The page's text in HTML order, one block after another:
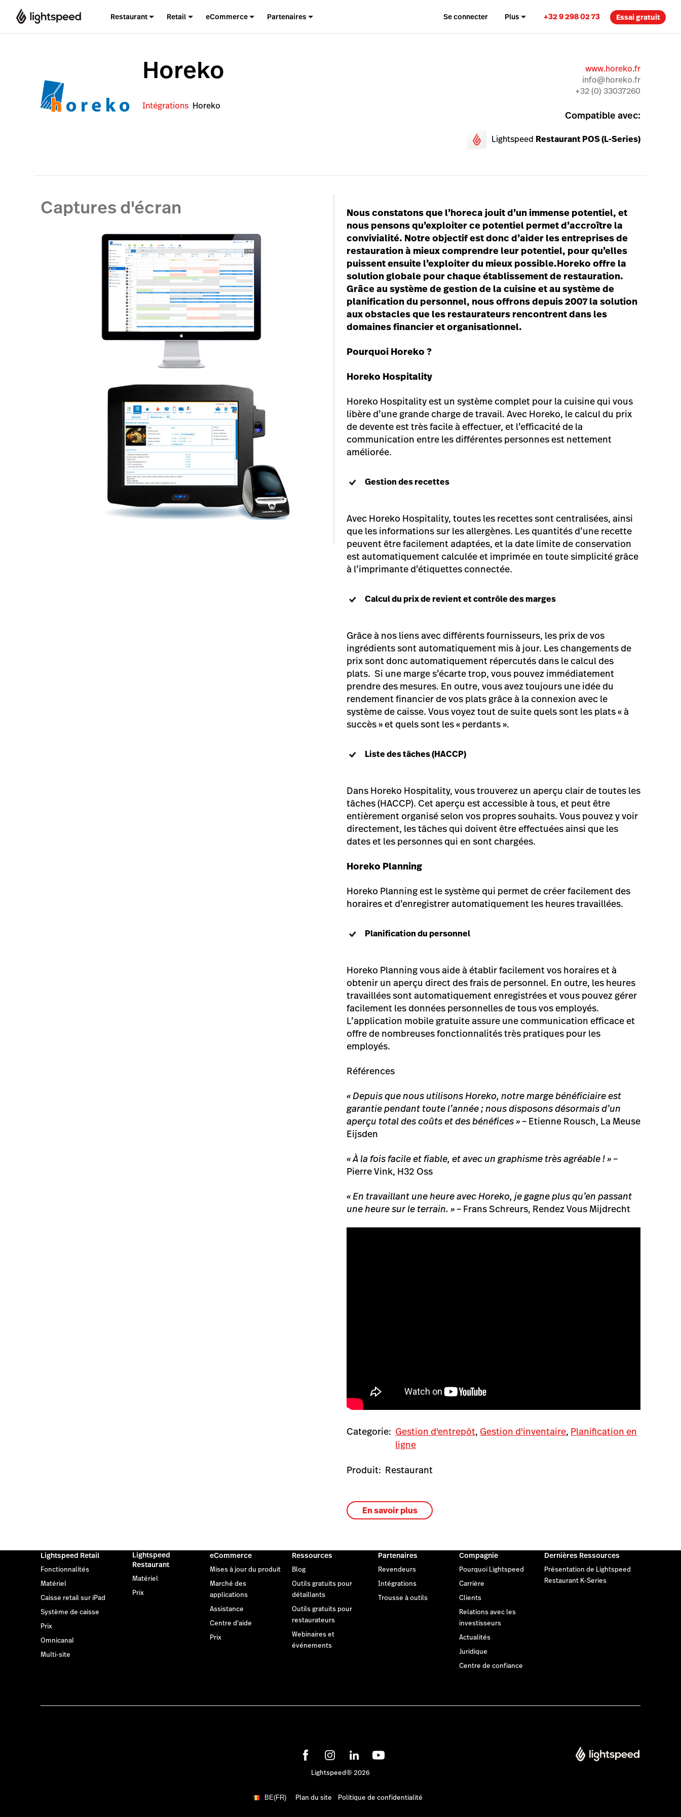
Restaurant Retail eCommerce Partenaires Se connecter Plus +32 9 298 02 73 Essai gratuit
Horeko
Intégrations Horeko
www.horeko.fr
info@horeko.fr
+32 (0) 33037260
Compatible avec:
Lightspeed Restaurant POS (L-Series)
Captures d'écran
Nous constatons que l’horeca jouit d’un immense potentiel, et
nous pensons qu’exploiter ce potentiel permet d’accroître la
convivialité. Notre objectif est donc d’aider les entreprises de
restauration à mieux comprendre leur potentiel, pour qu’elles
puissent ensuite l’exploiter du mieux possible.Horeko offre la
solution globale pour chaque établissement de restauration.
Grâce au système de gestion de la cuisine et au système de
planification du personnel, nous offrons depuis 2007 la solution
aux obstacles que les restaurateurs rencontrent dans les
domainesfinancier et organisationnel.
Pourquoi Horeko ?
Horeko Hospitality
Horeko Hospitality est un système complet pour la cuisine qui vous
libère d’une grande charge de travail. Avec Horeko, le calcul du prix
de devente est très facile à effectuer, et l’efficacité de la
communication entre les différentes personnes est nettement
améliorée.
Gestion des recettes
Avec Horeko Hospitality, toutes les recettes sont centralisées, ainsi
que les informations sur les allergènes. Les quantités d’une recette
peuvent être facilement adaptées, et la date limite de conservation
est automatiquement calculée et imprimée en toute simplicité grâce
à l’imprimante d’étiquettes connectée.
Calcul du prix de revient et contrôle des marges
Grâce à nos liens avec différents fournisseurs, les prix de vos
ingrédients sont automatiquement mis à jour. Les changements de
prix sont donc automatiquement répercutés dans le calcul des
plats. Si une marge s’écarte trop, vous pouvez immédiatement
prendre des mesures. En outre, vous avez toujours une idée du
rendement financier de vos plats grâce à la connexion avec le
système de caisse. Vous voyez tout de suite quels sont les plats « à
succès » et quels sont les « perdants ».
Liste des tâches (HACCP)
Dans Horeko Hospitality, vous trouverez un aperçu clair de toutes les
tâches (HACCP). Cet aperçu est accessible à tous, et peut être
entièrement organisé selon vos propres souhaits. Vous pouvez y voir
directement, les tâches qui doivent être effectuées ainsi que les
dates et les personnes qui en sont chargées.
Horeko Planning
Horeko Planning est le système qui permet de créer facilement des
horaires et d’enregistrer automatiquement les heures travaillées.
Planification du personnel
Horeko Planning vous aide à établir facilement vos horaires et à
obtenir un aperçu direct des frais de personnel. En outre, les heures
travaillées sont automatiquement enregistrées et vous pouvez gérer
facilement les données personnelles de tous vos employés.
L’application mobile gratuite assure une communication efficace et
offre de nombreuses fonctionnalités très pratiques pour les
employés.
Références
« Depuis que nous utilisons Horeko, notre marge bénéficiaire est
garantie pendant toute l’année ; nous disposons désormais d’un
aperçu total des coûts et des bénéfices » – Etienne Rousch, La Meuse
Eijsden
« À la fois facile et fiable, et avec un graphisme très agréable ! » –
Pierre Vink, H32 Oss
« En travaillant une heure avec Horeko, je gagne plus qu’en passant
une heure sur le terrain. » – Frans Schreurs, Rendez Vous Mijdrecht
Categorie: Gestion d'entrepôt, Gestion d'inventaire, Planification en
ligne
Produit: Restaurant
En savoir plus
Lightspeed Retail
Fonctionnalités
Matériel
Caisse retail sur iPad
Système de caisse
Prix
Omnicanal
Multi-site
Lightspeed
Restaurant
Matériel
Prix
eCommerce
Mises à jour du produit
Marché des
applications
Assistance
Centre d'aide
Prix
Ressources
Blog
Outils gratuits pour
détaillants
Outils gratuits pour
restaurateurs
Webinaires et
événements
Partenaires
Revendeurs
Intégrations
Trousse à outils
Compagnie
Pourquoi Lightspeed
Carrière
Clients
Relations avec les
investisseurs
Actualités
Juridique
Centre de confiance
Dernières Ressources
Présentation de Lightspeed
Restaurant K-Series
Lightspeed® 2026
BE(FR) Plan du site Politique de confidentialité